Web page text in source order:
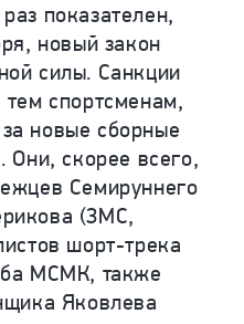
показателен,
новый закон
силы. Санкции
тем спортсменам,
новые сборные
Они, скорее всего,
Семируннего
(ЗМС,
шорт-трека
МСМК, также
Яковлева